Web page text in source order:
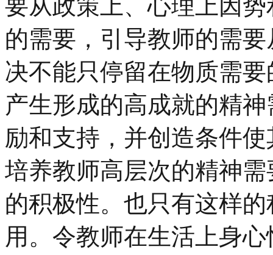
要从政策上、心理上因
的需要，引导教师的需
决不能只停留在物质需
产生形成的高成就的精
励和支持，并创造条件
培养教师高层次的精神
的积极性。也只有这样
用。令教师在生活上身